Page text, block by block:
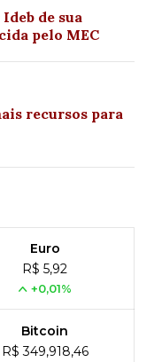
de sua
pelo MEC
recursos para
Euro
R$ 5,92
+0,01%
Bitcoin
R$ 349,918,46